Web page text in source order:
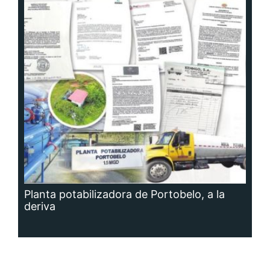
Planta potabilizadora de Portobelo, a la
deriva